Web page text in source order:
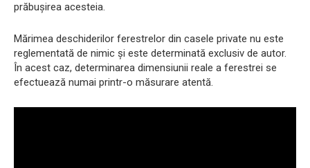
prăbușirea acesteia.
Mărimea deschiderilor ferestrelor din casele private nu este
reglementată de nimic și este determinată exclusiv de autor.
În acest caz, determinarea dimensiunii reale a ferestrei se
efectuează numai printr-o măsurare atentă.